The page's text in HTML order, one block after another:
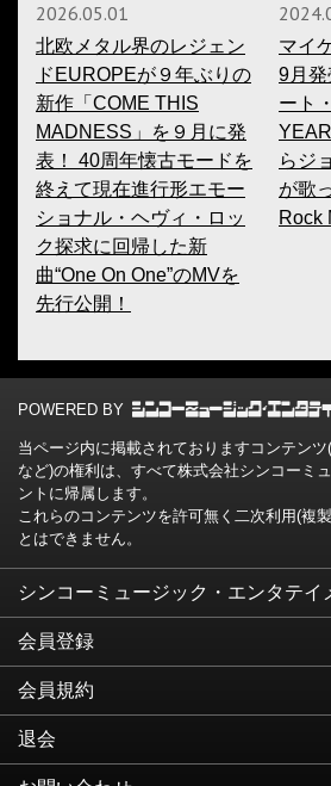
2026.05.01
北欧メタル界のレジェン
ドEUROPEが９年ぶりの
新作「COME THIS
MADNESS」を９月に発
表！ 40周年懐古モードを
終えて現在進行形エモー
ショナル・ヘヴィ・ロッ
ク探求に回帰した新
曲“One On One”のMVを
先行公開！
マイ
9月発
ート
らジ
が歌
Rock
POWERED BY
当ページ内に掲載されておりますコンテン
など)の権利は、すべて株式会社シンコーミ
ントに帰属します。
これらのコンテンツを許可無く二次利用(複
とはできません。
シンコーミュージック・エンタテイ
会員登録
会員規約
退会